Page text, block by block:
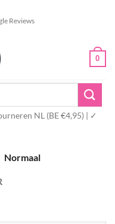
Reviews
0
NL (BE €4,95) | ✓
Normaal